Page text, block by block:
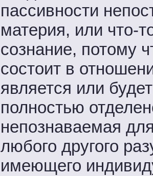
пассивности
материя, или что-
сознание, потому
состоит в
является или
полностью
непознаваемая
любого другого
имеющего